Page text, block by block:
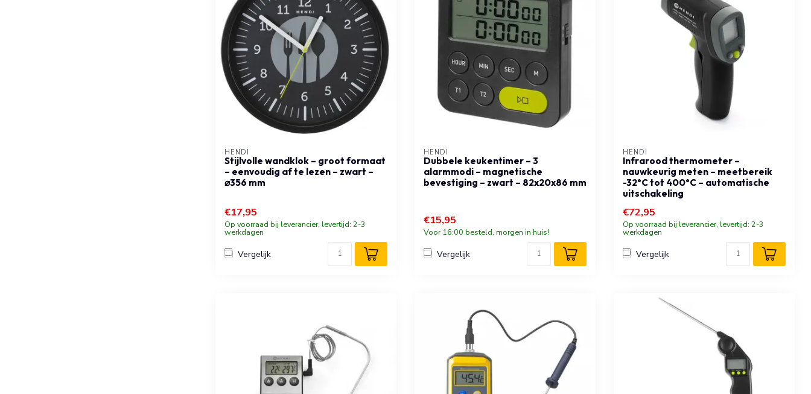
HENDI
Stijlvolle wandklok – groot formaat
– eenvoudig af te lezen – zwart –
⌀356 mm
€17,95
Op voorraad bij leverancier, levertijd: 2-3
werkdagen
Vergelijk
HENDI
Dubbele keukentimer – 3
alarmmodi – magnetische
bevestiging – zwart – 82x20x86 mm
€15,95
Voor 16:00 besteld, morgen in huis!
Vergelijk
HENDI
Infrarood thermometer –
nauwkeurig meten – meetbereik
-32°C tot 400°C – automatische
uitschakeling
€72,95
Op voorraad bij leverancier, levertijd: 2-3
werkdagen
Vergelijk